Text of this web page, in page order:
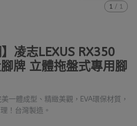
1 / 1
凌志LEXUS RX350
牌 立體拖盤式專用腳
一體成型、精緻美觀，EVA環保材質，
！台灣製造。